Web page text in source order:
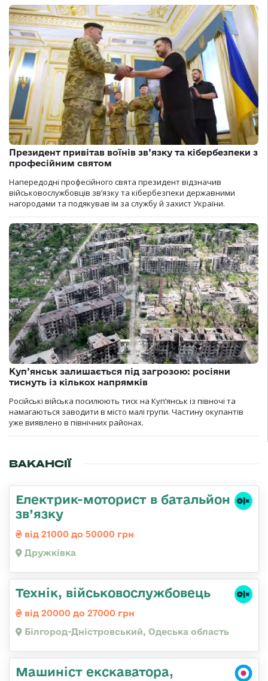
Президент привітав воїнів зв’язку та кібербезпеки з
професійним святом
Напередодні професійного свята президент відзначив
військовослужбовців зв’язку та кібербезпеки державними
нагородами та подякував їм за службу й захист України.
Куп’янськ залишається під загрозою: росіяни
тиснуть із кількох напрямків
Російські війська посилюють тиск на Куп’янськ із півночі та
намагаються заводити в місто малі групи. Частину окупантів
уже виявлено в північних районах.
ВАКАНСІЇ
Електрик-моторист в батальйон
зв’язку
від 21000 до 50000 грн
Дружківка
Технік, військовослужбовець
від 20000 до 27000 грн
Білгород-Дністровський, Одеська область
Машиніст екскаватора,